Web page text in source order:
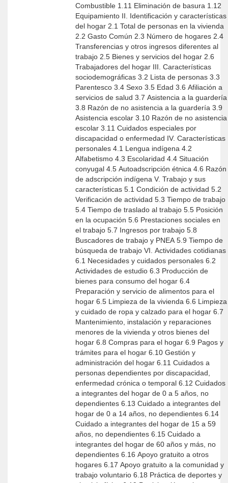
Combustible 1.11 Eliminación de basura 1.12
Equipamiento II. Identificación y características
del hogar 2.1 Total de personas en la vivienda
2.2 Gasto Común 2.3 Número de hogares 2.4
Transferencias y otros ingresos diferentes al
trabajo 2.5 Bienes y servicios del hogar 2.6
Trabajadores del hogar III. Características
sociodemográficas 3.2 Lista de personas 3.3
Parentesco 3.4 Sexo 3.5 Edad 3.6 Afiliación a
servicios de salud 3.7 Asistencia a la guardería
3.8 Razón de no asistencia a la guardería 3.9
Asistencia escolar 3.10 Razón de no asistencia
escolar 3.11 Cuidados especiales por
discapacidad o enfermedad IV. Características
personales 4.1 Lengua indígena 4.2
Alfabetismo 4.3 Escolaridad 4.4 Situación
conyugal 4.5 Autoadscripción étnica 4.6 Razón
de adscripción indígena V. Trabajo y sus
características 5.1 Condición de actividad 5.2
Verificación de actividad 5.3 Tiempo de trabajo
5.4 Tiempo de traslado al trabajo 5.5 Posición
en la ocupación 5.6 Prestaciones sociales en
el trabajo 5.7 Ingresos por trabajo 5.8
Buscadores de trabajo y PNEA 5.9 Tiempo de
búsqueda de trabajo VI. Actividades cotidianas
6.1 Necesidades y cuidados personales 6.2
Actividades de estudio 6.3 Producción de
bienes para consumo del hogar 6.4
Preparación y servicio de alimentos para el
hogar 6.5 Limpieza de la vivienda 6.6 Limpieza
y cuidado de ropa y calzado para el hogar 6.7
Mantenimiento, instalación y reparaciones
menores de la vivienda y otros bienes del
hogar 6.8 Compras para el hogar 6.9 Pagos y
trámites para el hogar 6.10 Gestión y
administración del hogar 6.11 Cuidados a
personas dependientes por discapacidad,
enfermedad crónica o temporal 6.12 Cuidados
a integrantes del hogar de 0 a 5 años, no
dependientes 6.13 Cuidado a integrantes del
hogar de 0 a 14 años, no dependientes 6.14
Cuidado a integrantes del hogar de 15 a 59
años, no dependientes 6.15 Cuidado a
integrantes del hogar de 60 años y más, no
dependientes 6.16 Apoyo gratuito a otros
hogares 6.17 Apoyo gratuito a la comunidad y
trabajo voluntario 6.18 Práctica de deportes y